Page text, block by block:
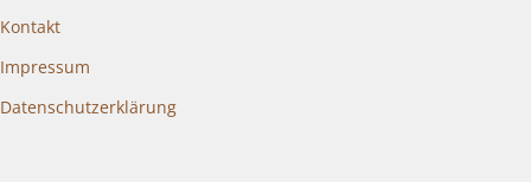
Kontakt
Impressum
Datenschutzerklärung